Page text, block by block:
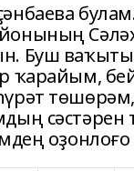
Буш
ҡарайым,
төшөрәм,
сәстәрен
оҙонлоғо